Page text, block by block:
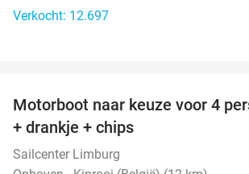
Verkocht: 12.697
Motorboot naar keuze voor 4
+ drankje + chips
Sailcenter Limburg